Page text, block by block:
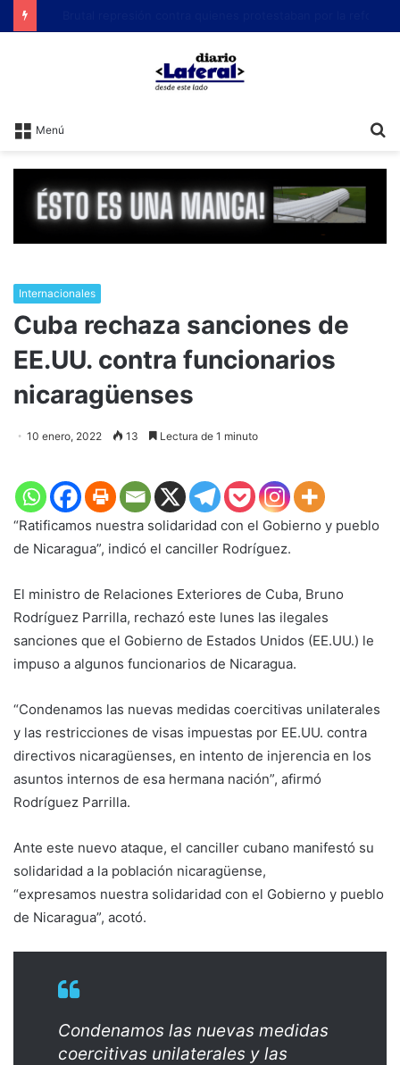
Menú
Internacionales
Cuba rechaza sanciones de
EE.UU. contra funcionarios
nicaragüenses
10 enero, 2022 13 Lectura de 1 minuto
“Ratificamos nuestra solidaridad con el Gobierno y pueblo
de Nicaragua”, indicó el canciller Rodríguez.
El ministro de Relaciones Exteriores de Cuba, Bruno
Rodríguez Parrilla, rechazó este lunes las ilegales
sanciones que el Gobierno de Estados Unidos (EE.UU.) le
impuso a algunos funcionarios de Nicaragua.
“Condenamos las nuevas medidas coercitivas unilaterales
y las restricciones de visas impuestas por EE.UU. contra
directivos nicaragüenses, en intento de injerencia en los
asuntos internos de esa hermana nación”, afirmó
Rodríguez Parrilla.
Ante este nuevo ataque, el canciller cubano manifestó su
solidaridad a la población nicaragüense,
“expresamos nuestra solidaridad con el Gobierno y pueblo
de Nicaragua”, acotó.
Condenamos las nuevas medidas
coercitivas unilaterales y las